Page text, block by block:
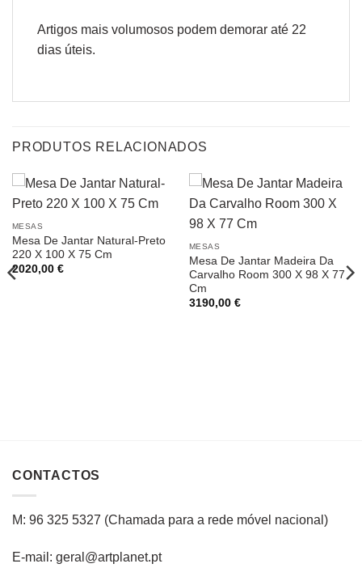
Artigos mais volumosos podem demorar até 22
dias úteis.
PRODUTOS RELACIONADOS
MESAS
Mesa De Jantar Natural-Preto
220 X 100 X 75 Cm
2020,00 €
MESAS
Mesa De Jantar Madeira Da
Carvalho Room 300 X 98 X 77
Cm
3190,00 €
CONTACTOS
M: 96 325 5327 (Chamada para a rede móvel nacional )
E-mail: geral@artplanet.pt